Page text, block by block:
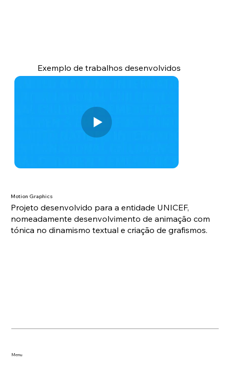
Motion Graphics
Projeto desenvolvido para a entidade UNICEF,
nomeadamente desenvolvimento de animação com
tónica no dinamismo textual e criação de grafismos.
Exemplo de trabalhos desenvolvidos
Menu